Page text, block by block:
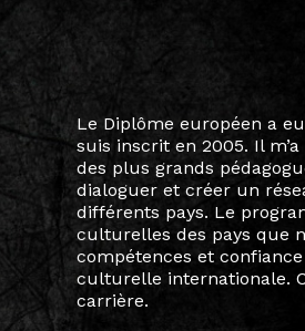
Le destin a voulu que ma
arts soient étroitement
Marcel Hicter, j’ai intégré
vibrant, qui s’est étendu
quelques mois, j’invitais
allant de Baguio City à
Manille, Tokyo et
consistant à connecter
continents.